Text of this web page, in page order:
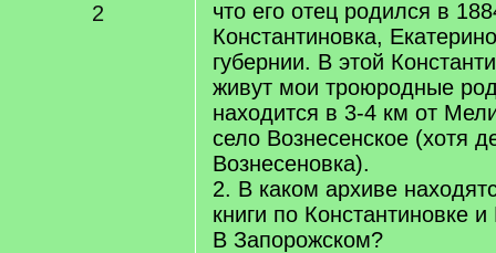
2
что его отец родился в
Константиновка,
губернии. В этой
живут мои троюродные
находится в 3-4 км от
село Вознесенское (хотя
Вознесеновка).
2. В каком архиве
книги по Константиновке
В Запорожском?